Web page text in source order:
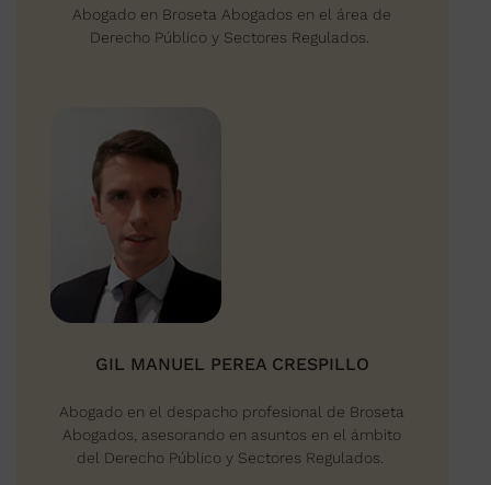
Abogado en Broseta Abogados en el área de
Derecho Público y Sectores Regulados.
GIL MANUEL PEREA CRESPILLO
Abogado en el despacho profesional de Broseta
Abogados, asesorando en asuntos en el ámbito
del Derecho Público y Sectores Regulados.